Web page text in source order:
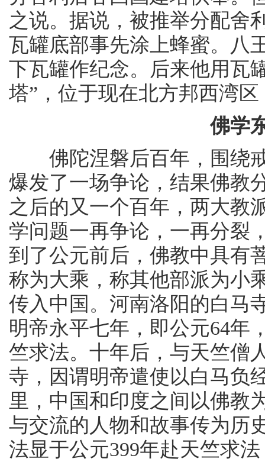
之说。据说，被推举分配舍
瓦罐底部事先涂上蜂蜜。八
下瓦罐作纪念。后来他用瓦
塔”，位于现在北方邦西湾
佛学
佛陀涅磐后百年，围绕戒
爆发了一场争论，结果佛教
之后的又一个百年，两大教
学问题一再争论，一再分裂
到了公元前后，佛教中具有
称为大乘，称其他部派为小
传入中国。河南洛阳的白马
明帝永平七年，即公元64年
竺求法。十年后，与天竺僧
寺，因谓明帝遣使以白马负
里，中国和印度之间以佛教
与交流的人物和故事传为历
法显于公元399年赴天竺求